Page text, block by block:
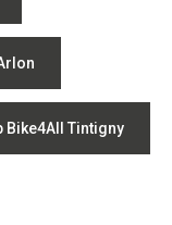
Bike4All Tintigny